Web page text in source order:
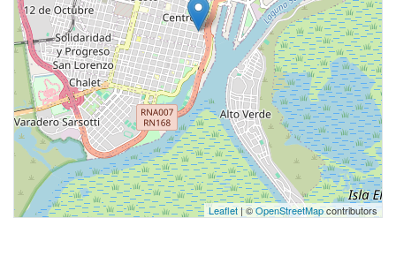
Leaflet| ©OpenStreetMapcontributors